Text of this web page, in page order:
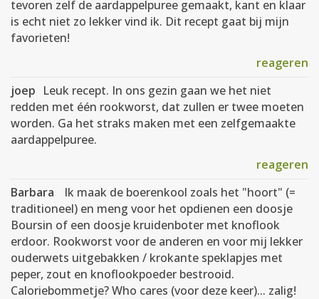
tevoren zelf de aardappelpuree gemaakt, kant en klaar
is echt niet zo lekker vind ik. Dit recept gaat bij mijn
favorieten!
reageren
joep Leuk recept. In ons gezin gaan we het niet
redden met één rookworst, dat zullen er twee moeten
worden. Ga het straks maken met een zelfgemaakte
aardappelpuree.
reageren
Barbara
Ik maak de boerenkool zoals het "hoort" (=
traditioneel) en meng voor het opdienen een doosje
Boursin of een doosje kruidenboter met knoflook
erdoor. Rookworst voor de anderen en voor mij lekker
ouderwets uitgebakken / krokante speklapjes met
peper, zout en knoflookpoeder bestrooid.
Caloriebommetje? Who cares (voor deze keer)... zalig!